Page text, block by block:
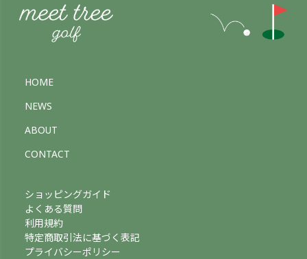
HOME
NEWS
ABOUT
CONTACT
ショッピングガイド
よくある質問
利用規約
特定商取引法に基づく表記
プライバシーポリシー